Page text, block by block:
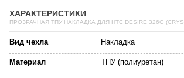
ХАРАКТЕРИСТИКИ
ПРОЗРАЧНАЯ ТПУ НАКЛАДКА ДЛЯ HTC DESIRE 326G
Вид чехла Накладка
Материал ТПУ (полиуретан)